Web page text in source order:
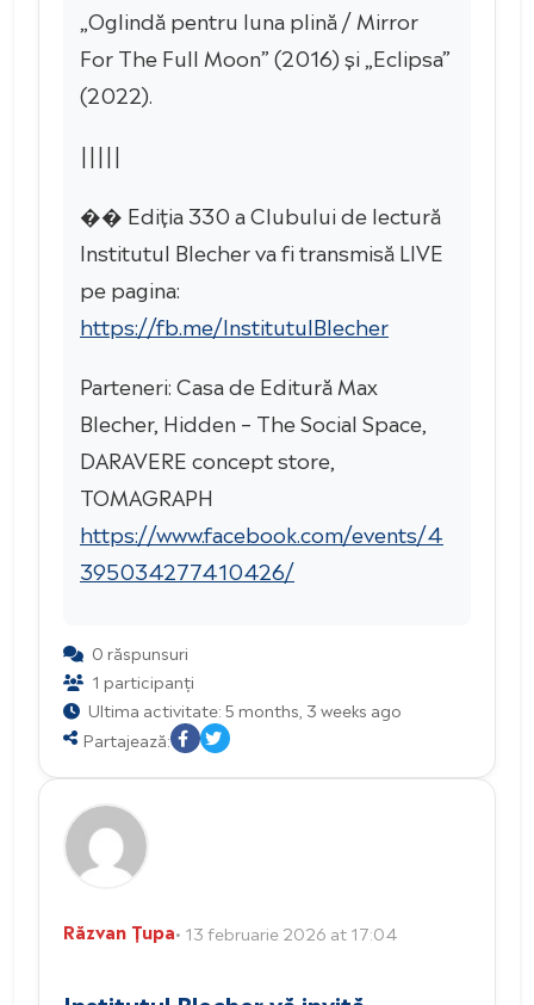
„Oglindă pentru luna plină / Mirror
For The Full Moon” (2016) și „Eclipsa”
(2022).
|||||
�� Ediția 330 a Clubului de lectură
Institutul Blecher va fi transmisă LIVE
pe pagina:
https://fb.me/InstitutulBlecher
Parteneri: Casa de Editură Max
Blecher, Hidden – The Social Space,
DARAVERE concept store,
TOMAGRAPH
https://www.facebook.com/events/4
395034277410426/
0 răspunsuri
1 participanți
Ultima activitate: 5 months, 3 weeks ago
Partajează:
Răzvan Țupa• 13 februarie 2026 at 17:04